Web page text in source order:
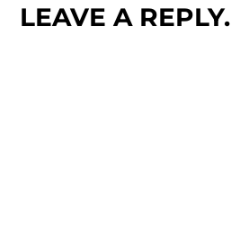
LEAVE A REPLY.